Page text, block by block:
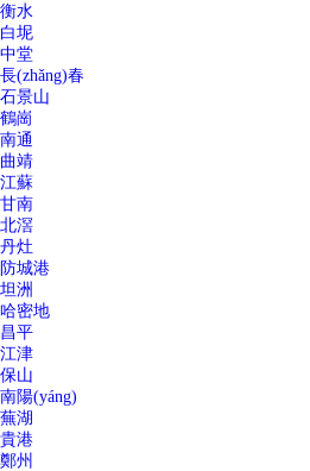
衡水
白坭
中堂
長(zhǎng)春
石景山
鶴崗
南通
曲靖
江蘇
甘南
北滘
丹灶
防城港
坦洲
哈密地
昌平
江津
保山
南陽(yáng)
蕪湖
貴港
鄭州